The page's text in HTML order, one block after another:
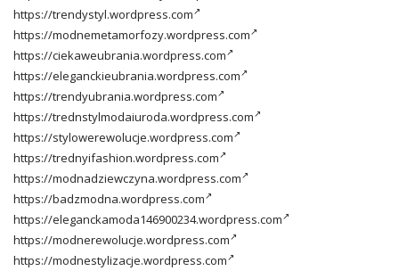
https://trendystyl.wordpress.com
https://modnemetamorfozy.wordpress.com
https://ciekaweubrania.wordpress.com
https://eleganckieubrania.wordpress.com
https://trendyubrania.wordpress.com
https://trednstylmodaiuroda.wordpress.com
https://stylowerewolucje.wordpress.com
https://trednyifashion.wordpress.com
https://modnadziewczyna.wordpress.com
https://badzmodna.wordpress.com
https://eleganckamoda146900234.wordpress.com
https://modnerewolucje.wordpress.com
https://modnestylizacje.wordpress.com